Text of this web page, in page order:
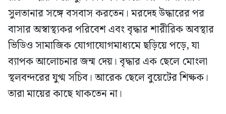
সুলতানার সঙ্গে বসবাস করতেন। মরদেহ উদ্ধারের পর
বাসার অস্বাস্থ্যকর পরিবেশ এবং বৃদ্ধার শারীরিক অবস্থার
ভিডিও সামাজিক যোগাযোগমাধ্যমে ছড়িয়ে পড়ে, যা
ব্যাপক আলোচনার জন্ম দেয়। বৃদ্ধার এক ছেলে মোংলা
স্থলবন্দরের যুগ্ম সচিব। আরেক ছেলে বুয়েটের শিক্ষক।
তারা মায়ের কাছে থাকতেন না।